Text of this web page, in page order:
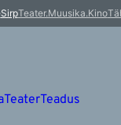
SirpTeater.Muusika.Kino
TeaterTeadus